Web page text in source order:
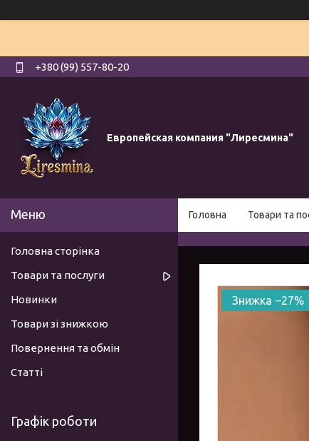
+380 (99) 557-80-20
Европейская компания "Лиресмина"
Головна Товари та
–27%
Головна сторінка
Товари та послуги
Новинки
Товари зі знижкою
Повернення та обмін
Статті
Графік роботи